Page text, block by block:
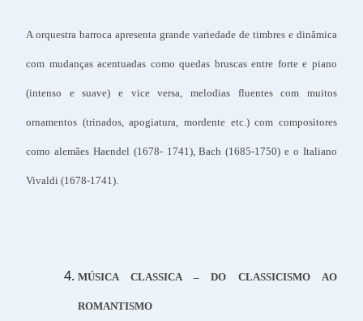
A orquestra barroca apresenta grande variedade de timbres e dinâmica
com mudanças acentuadas como quedas bruscas entre forte e piano
(intenso e suave) e vice versa, melodias fluentes com muitos
ornamentos (trinados, apogiatura, mordente etc.) com compositores
como alemães Haendel (1678- 1741), Bach (1685-1750) e o Italiano
Vivaldi (1678-1741).
MÚSICA CLASSICA – DO CLASSICISMO AO
ROMANTISMO